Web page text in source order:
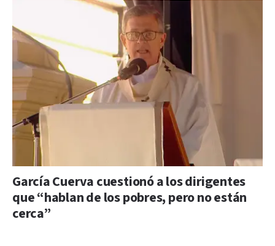
García Cuerva cuestionó a los dirigentes
que “hablan de los pobres, pero no están
cerca”